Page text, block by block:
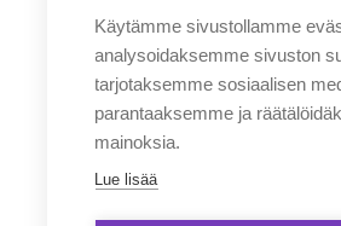
Käytämme sivustollamme
analysoidaksemme sivuston
tarjotaksemme sosiaalisen
parantaaksemme ja
mainoksia.
Lue lisää